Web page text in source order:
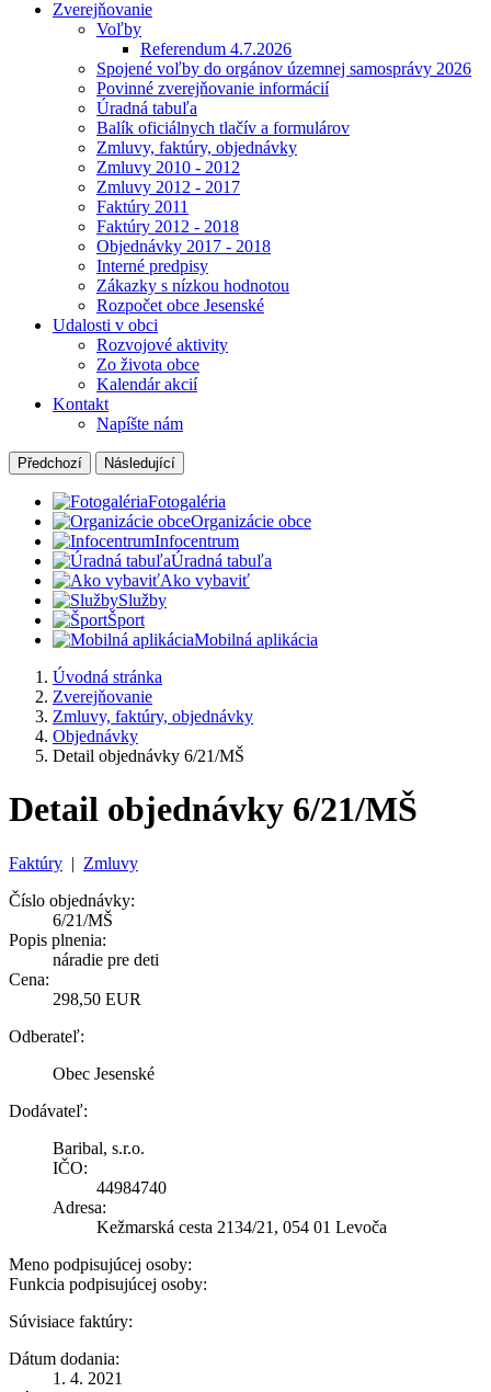
Zverejňovanie
Voľby
Referendum 4.7.2026
Spojené voľby do orgánov územnej samosprávy 2026
Povinné zverejňovanie informácií
Úradná tabuľa
Balík oficiálnych tlačív a formulárov
Zmluvy, faktúry, objednávky
Zmluvy 2010 - 2012
Zmluvy 2012 - 2017
Faktúry 2011
Faktúry 2012 - 2018
Objednávky 2017 - 2018
Interné predpisy
Zákazky s nízkou hodnotou
Rozpočet obce Jesenské
Udalosti v obci
Rozvojové aktivity
Zo života obce
Kalendár akcií
Kontakt
Napíšte nám
Předchozí Následující
Fotogaléria
Organizácie obce
Infocentrum
Úradná tabuľa
Ako vybaviť
Služby
Šport
Mobilná aplikácia
Úvodná stránka
Zverejňovanie
Zmluvy, faktúry, objednávky
Objednávky
Detail objednávky 6/21/MŠ
Detail objednávky 6/21/MŠ
Faktúry | Zmluvy
Číslo objednávky:
6/21/MŠ
Popis plnenia:
náradie pre deti
Cena:
298,50 EUR
Odberateľ:
Obec Jesenské
Dodávateľ:
Baribal, s.r.o.
IČO:
44984740
Adresa:
Kežmarská cesta 2134/21, 054 01 Levoča
Meno podpisujúcej osoby:
Funkcia podpisujúcej osoby:
Súvisiace faktúry:
Dátum dodania:
1. 4. 2021